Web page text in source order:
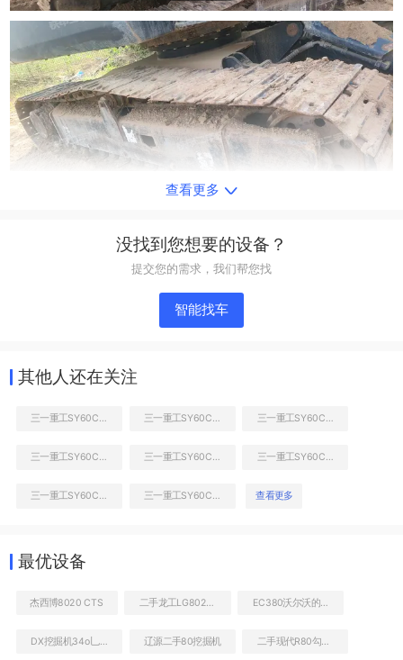
液压泵舱室正面整体
查看更多
没找到您想要的设备？
提交您的需求，我们帮您找
智能找车
其他人还在关注
查看更多
最优设备
杰西博8020 CTS EC380沃尔沃的价格
DX挖掘机34o乚c一9c二手 辽源二手80挖掘机 二手现代R80勾机多少钱转让